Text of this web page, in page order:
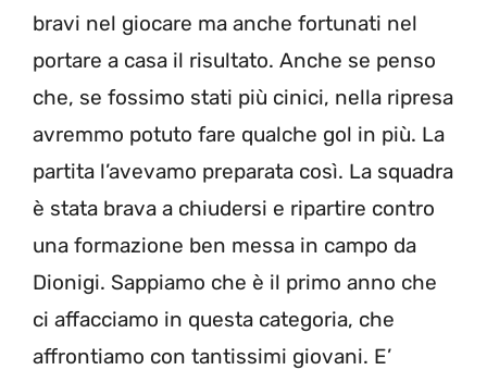
bravi nel giocare ma anche fortunati nel
portare a casa il risultato. Anche se penso
che, se fossimo stati più cinici, nella ripresa
avremmo potuto fare qualche gol in più. La
partita l’avevamo preparata così. La squadra
è stata brava a chiudersi e ripartire contro
una formazione ben messa in campo da
Dionigi. Sappiamo che è il primo anno che
ci affacciamo in questa categoria, che
affrontiamo con tantissimi giovani. E’